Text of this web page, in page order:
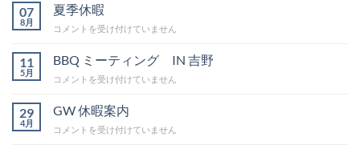
07
8月
夏季休暇
夏
休
暇
は
コメントを受け付けていません
11
5月
BBQ ミーティング IN 吉野
BBQ
ー
テ
ィ
コメントを受け付けていません
29
4月
GW 休暇案内
GW
コメントを受け付けていません